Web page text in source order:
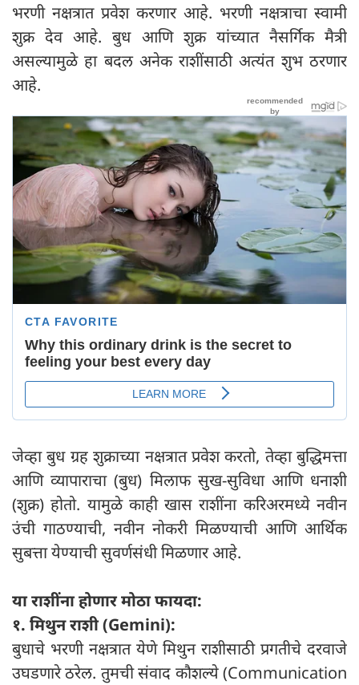
भरणी नक्षत्रात प्रवेश करणार आहे. भरणी नक्षत्राचा स्वामी
शुक्र देव आहे. बुध आणि शुक्र यांच्यात नैसर्गिक मैत्री
असल्यामुळे हा बदल अनेक राशींसाठी अत्यंत शुभ ठरणार
आहे.
जेव्हा बुध ग्रह शुक्राच्या नक्षत्रात प्रवेश करतो, तेव्हा बुद्धिमत्ता
आणि व्यापाराचा (बुध) मिलाफ सुख-सुविधा आणि धनाशी
(शुक्र) होतो. यामुळे काही खास राशींना करिअरमध्ये नवीन
उंची गाठण्याची, नवीन नोकरी मिळण्याची आणि आर्थिक
सुबत्ता येण्याची सुवर्णसंधी मिळणार आहे.
या राशींना होणार मोठा फायदा:
१. मिथुन राशी (Gemini):
बुधाचे भरणी नक्षत्रात येणे मिथुन राशीसाठी प्रगतीचे दरवाजे
उघडणारे ठरेल. तुमची संवाद कौशल्ये (Communication